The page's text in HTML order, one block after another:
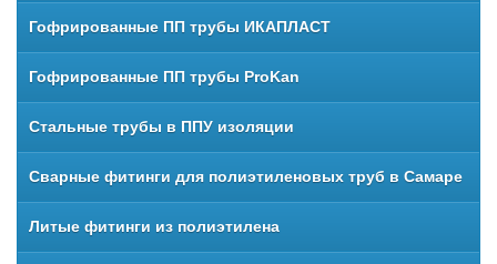
Гофрированные ПП трубы ИКАПЛАСТ
Гофрированные ПП трубы ProKan
Стальные трубы в ППУ изоляции
Сварные фитинги для полиэтиленовых труб в Самаре
Литые фитинги из полиэтилена